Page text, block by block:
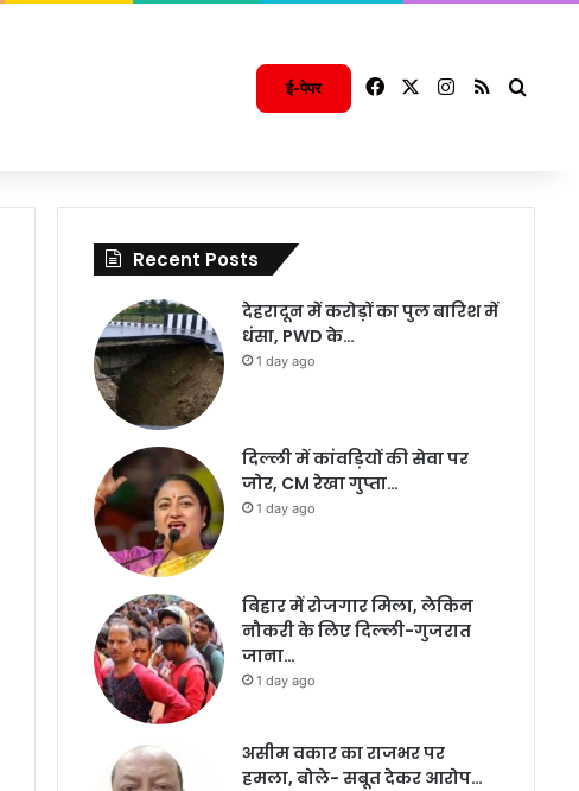
ई-पेपर FacebookInstagram
RSS
Recent Posts
देहरादून में करोड़ों का पुल बारिश में
धंसा, PWD के…
1 day ago
दिल्ली में कांवड़ियों की सेवा पर
जोर, CM रेखा गुप्ता…
1 day ago
बिहार में रोजगार मिला, लेकिन
नौकरी के लिए दिल्ली-गुजरात
जाना…
1 day ago
असीम वकार का राजभर पर
हमला, बोले- सबूत देकर आरोप…